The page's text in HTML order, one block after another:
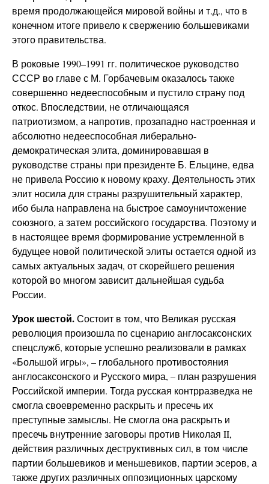
время продолжающейся мировой войны и т.д., что в
конечном итоге привело к свержению большевиками
этого правительства.
В роковые 1990–1991 гг. политическое руководство
СССР во главе с М. Горбачевым оказалось также
совершенно недееспособным и пустило страну под
откос. Впоследствии, не отличающаяся
патриотизмом, а напротив, прозападно настроенная и
абсолютно недееспособная либерально-
демократическая элита, доминировавшая в
руководстве страны при президенте Б. Ельцине, едва
не привела Россию к новому краху. Деятельность этих
элит носила для страны разрушительный характер,
ибо была направлена на быстрое самоуничтожение
союзного, а затем российского государства. Поэтому и
в настоящее время формирование устремленной в
будущее новой политической элиты остается одной из
самых актуальных задач, от скорейшего решения
которой во многом зависит дальнейшая судьба
России.
Урок шестой.Состоит в том, что Великая русская
революция произошла по сценарию англосаксонских
спецслужб, которые успешно реализовали в рамках
«Большой игры», – глобального противостояния
англосаксонского и Русского мира, – план разрушения
Российской империи. Тогда русская контрразведка не
смогла своевременно раскрыть и пресечь их
преступные замыслы. Не смогла она раскрыть и
пресечь внутренние заговоры против Николая II,
действия различных деструктивных сил, в том числе
партии большевиков и меньшевиков, партии эсеров, а
также других различных оппозиционных царскому